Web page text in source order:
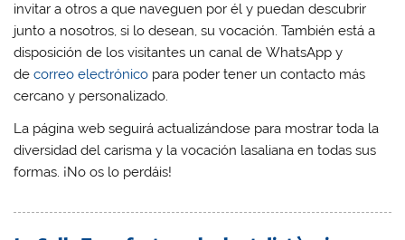
invitar a otros a que naveguen por él y puedan descubrir
junto a nosotros, si lo desean, su vocación. También está a
disposición de los visitantes un canal de WhatsApp y
decorreo electrónico para poder tener un contacto más
cercano y personalizado.
La página web seguirá actualizándose para mostrar toda la
diversidad del carisma y la vocación lasaliana en todas sus
formas. ¡No os lo perdáis!